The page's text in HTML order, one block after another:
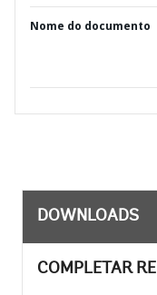
Nome do documento
DOWNLOADS
COMPLETAR